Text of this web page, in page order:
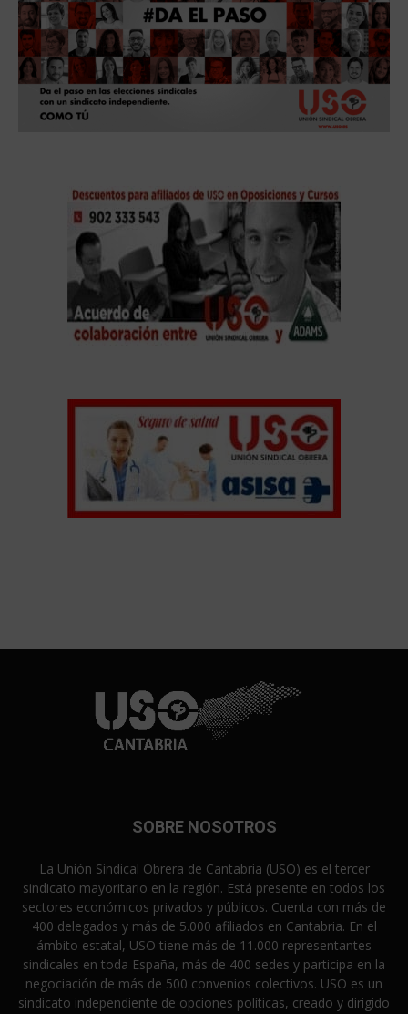
SOBRE NOSOTROS
La Unión Sindical Obrera de Cantabria (USO) es el tercer
sindicato mayoritario en la región. Está presente en todos los
sectores económicos privados y públicos. Cuenta con más de
400 delegados y más de 5.000 afiliados en Cantabria. En el
ámbito estatal, USO tiene más de 11.000 representantes
sindicales en toda España, más de 400 sedes y participa en la
negociación de más de 500 convenios colectivos. USO es un
sindicato independiente de opciones políticas, creado y dirigido